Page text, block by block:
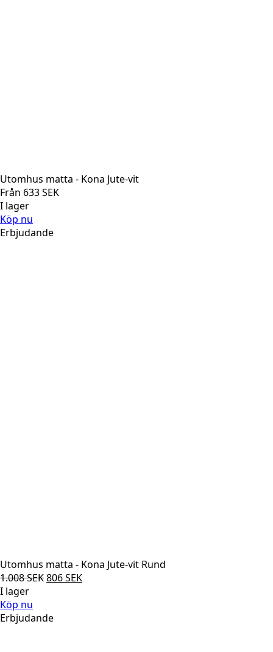
Utomhus matta - Kona Jute-vit
Från 633SEK
I lager
Köp nu
Erbjudande
Utomhus matta - Kona Jute-vit Rund
1.008SEKDet
var:
806SEKDet
I lager
Köp nu
Erbjudande